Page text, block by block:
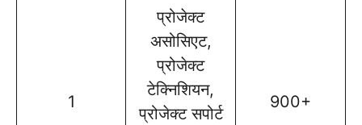
1
प्रोजेक्ट
असोसिएट,
प्रोजेक्ट
टेक्निशियन,
प्रोजेक्ट सपोर्ट
900+